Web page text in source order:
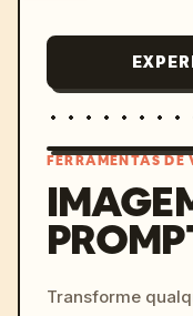
FERRAMENTAS DE
Transforme